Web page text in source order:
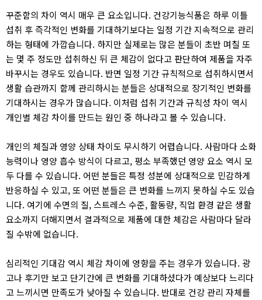
꾸준함의 차이 역시 매우 큰 요소입니다. 건강기능식품은 하루 이틀
섭취 후 즉각적인 변화를 기대하기보다는 일정 기간 지속적으로 관리
하는 형태에 가깝습니다. 하지만 실제로는 많은 분들이 초반 며칠 또
는 몇 주 정도만 섭취하신 뒤 큰 체감이 없다고 판단하여 제품을 자주
바꾸시는 경우도 있습니다. 반면 일정 기간 규칙적으로 섭취하시면서
생활 습관까지 함께 관리하시는 분들은 상대적으로 장기적인 변화를
기대하시는 경우가 많습니다. 이처럼 섭취 기간과 규칙성 차이 역시
개인별 체감 차이를 만드는 원인 중 하나라고 볼 수 있습니다.
개인의 체질과 영양 상태 차이도 무시하기 어렵습니다. 사람마다 소화
능력이나 영양 흡수 방식이 다르고, 평소 부족했던 영양 요소 역시 모
두 다를 수 있습니다. 어떤 분들은 특정 성분에 상대적으로 민감하게
반응하실 수 있고, 또 어떤 분들은 큰 변화를 느끼지 못하실 수도 있습
니다. 여기에 수면의 질, 스트레스 수준, 활동량, 직업 환경 같은 생활
요소까지 더해지면서 결과적으로 제품에 대한 체감은 사람마다 달라
질 수밖에 없습니다.
심리적인 기대감 역시 체감 차이에 영향을 주는 경우가 있습니다. 광
고나 후기만 보고 단기간에 큰 변화를 기대하셨다가 예상보다 느리다
고 느끼시면 만족도가 낮아질 수 있습니다. 반대로 건강 관리 자체를